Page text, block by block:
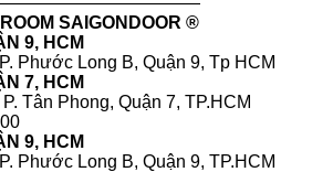
SAIGONDOOR ®
9, HCM
Phước Long B, Quận 9, Tp HCM
7, HCM
Tân Phong, Quận 7, TP.HCM
9, HCM
Phước Long B, Quận 9, TP.HCM